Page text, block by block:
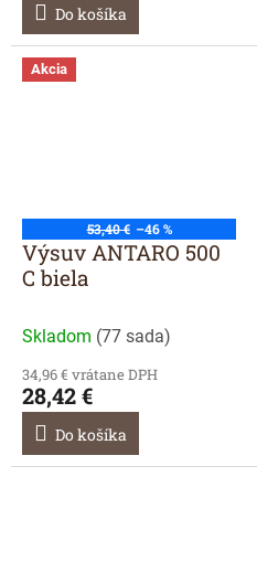
Do košíka
Akcia
53,40 € –46 %
Výsuv ANTARO 500
C biela
Skladom (77 sada)
34,96 € vrátane DPH
28,42 €
Do košíka